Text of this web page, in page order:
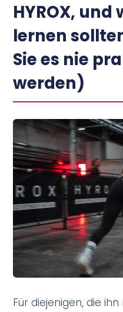
HYROX, und
lernen
Sie es nie
werden)
Für diejenigen, die